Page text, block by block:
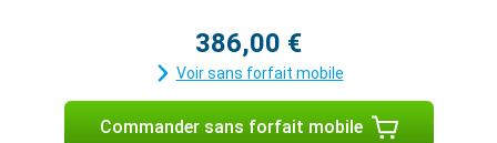
386,00 €
Voir sans forfait mobile
Commander sans forfait mobile